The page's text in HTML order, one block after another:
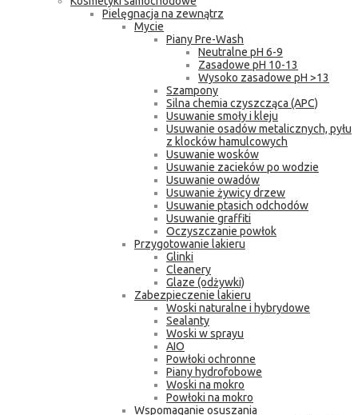
Pielęgnacja na zewnątrz
Mycie
Piany Pre-Wash
Neutralne pH 6-9
Zasadowe pH 10-13
Wysoko zasadowe pH >13
Szampony
Silna chemia czyszcząca (APC)
Usuwanie smoły i kleju
Usuwanie osadów metalicznych, pyłu
z klocków hamulcowych
Usuwanie wosków
Usuwanie zacieków po wodzie
Usuwanie owadów
Usuwanie żywicy drzew
Usuwanie ptasich odchodów
Usuwanie graffiti
Oczyszczanie powłok
Przygotowanie lakieru
Glinki
Cleanery
Glaze (odżywki)
Zabezpieczenie lakieru
Woski naturalne i hybrydowe
Sealanty
Woski w sprayu
AIO
Powłoki ochronne
Piany hydrofobowe
Woski na mokro
Powłoki na mokro
Wspomaganie osuszania